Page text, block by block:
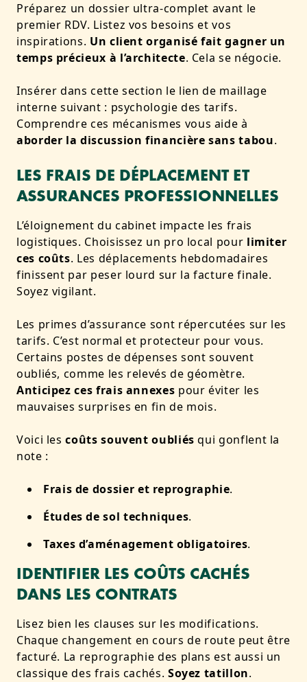
Préparez un dossier ultra-complet avant le
premier RDV. Listez vos besoins et vos
inspirations. Un client organisé fait gagner un
temps précieux à l’architecte. Cela se négocie.
Insérer dans cette section le lien de maillage
interne suivant : psychologie des tarifs.
Comprendre ces mécanismes vous aide à
aborder la discussion financière sans tabou.
LES FRAIS DE DÉPLACEMENT ET
ASSURANCES PROFESSIONNELLES
L’éloignement du cabinet impacte les frais
logistiques. Choisissez un pro local pour limiter
ces coûts. Les déplacements hebdomadaires
finissent par peser lourd sur la facture finale.
Soyez vigilant.
Les primes d’assurance sont répercutées sur les
tarifs. C’est normal et protecteur pour vous.
Certains postes de dépenses sont souvent
oubliés, comme les relevés de géomètre.
Anticipez ces frais annexes pour éviter les
mauvaises surprises en fin de mois.
Voici lescoûts souvent oubliés qui gonflent la
note :
Frais de dossier et reprographie.
Études de sol techniques.
Taxes d’aménagement obligatoires.
IDENTIFIER LES COÛTS CACHÉS
DANS LES CONTRATS
Lisez bien les clauses sur les modifications.
Chaque changement en cours de route peut être
facturé. La reprographie des plans est aussi un
classique des frais cachés. Soyez tatillon.